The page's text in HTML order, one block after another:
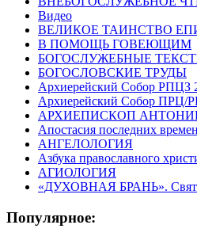
Видео
ВЕЛИКОЕ ТАИНСТВО
В ПОМОЩЬ ГОВЕЮЩИМ
БОГОСЛУЖЕБНЫЕ
БОГОСЛОВСКИЕ ТРУДЫ
Архиерейский Собор РПЦЗ
Архиерейский Собор ПРЦ/
АРХИЕПИСКОП
Апостасия последних времен
АНГЕЛОЛОГИЯ
Азбука православного
АГИОЛОГИЯ
«ДУХОВНАЯ БРАНЬ».
Популярное: